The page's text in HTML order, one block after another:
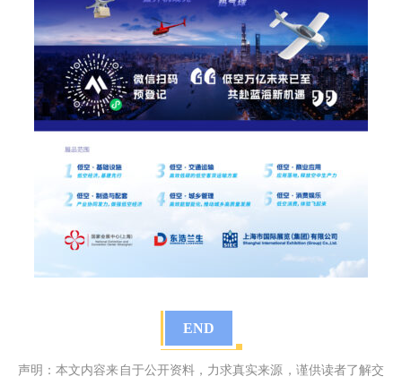
END
声明：本文内容来自于公开资料，力求真实来源，谨供读者了解交